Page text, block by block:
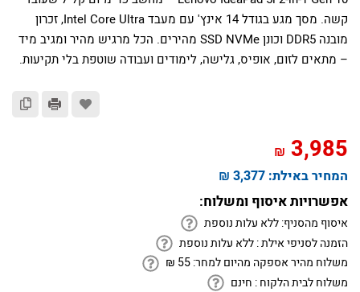
קשה. מסך מגע בגודל 14 אינץ' עם מעבד Intel Core Ultra, זכרון
מובנה DDR5 וכונן SSD NVMe מהירים. הכל מרגיש מהיר ומגיב מיד
– מתאים לזום, אופיס, גלישה, לימודים ועבודה שוטפת בלי תקיעות.
₪
3,985
₪
המחיר באילת: 3,377 ₪
אפשרויות איסוף ומשלוח:
איסוף מהסניף:ללא עלות נוספת
הזמנה לסניפי אילת :ללא עלות נוספת
משלוח מהיר אספקה מהיום למחר:
₪ 55
משלוח לבית הלקוח : חינם